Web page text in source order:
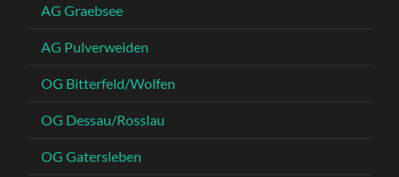
AG Graebsee
AG Pulverweiden
OG Bitterfeld/Wolfen
OG Dessau/Rosslau
OG Gatersleben